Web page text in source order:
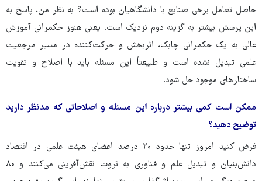
حاصل تعامل برخی صنایع با دانشگاهیان بوده است؟ به نظر من، پاسخ به
این پرسش بیشتر به گزینه دوم نزدیک است. یعنی هنوز حکمرانی آموزش
عالی به یک حکمرانی چابک، اثربخش و حرکت‌کننده در مسیر مرجعیت
علمی تبدیل نشده است و طبیعتاً این مسئله باید با اصلاح و تقویت
ساختارهای موجود حل شود.
ممکن است کمی بیشتر درباره این مسئله و اصلاحاتی که مدنظر دارید
توضیح دهید؟
فرض کنید امروز تنها حدود ۲۰ درصد اعضای هیئت علمی در اقتصاد
دانش‌بنیان و تبدیل علم و فناوری به ثروت نقش‌آفرینی می‌کنند و ۸۰